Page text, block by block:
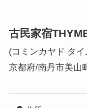
古民家宿
(コミンカヤド タイ
京都府/南丹市美山町